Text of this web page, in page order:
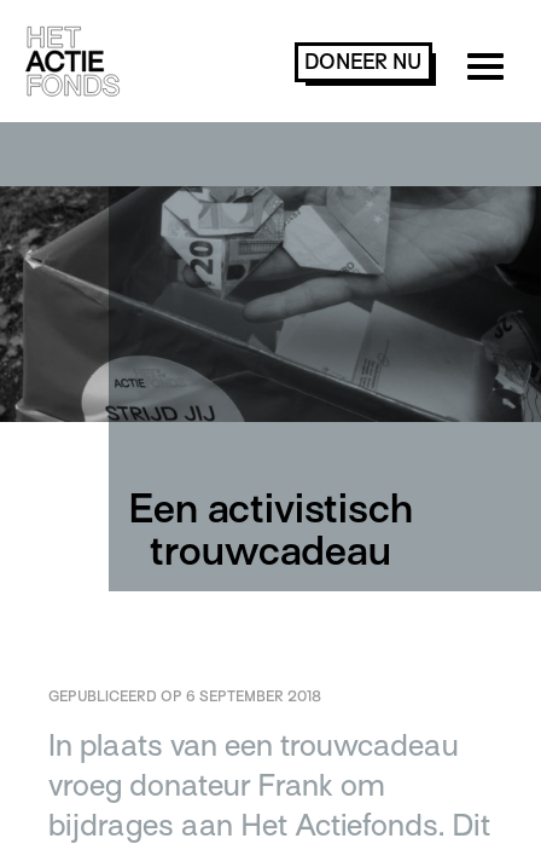
DONEER NU
Een activistisch
trouwcadeau
GEPUBLICEERD OP 6 SEPTEMBER 2018
In plaats van een trouwcadeau
vroeg donateur Frank om
bijdrages aan Het Actiefonds. Dit